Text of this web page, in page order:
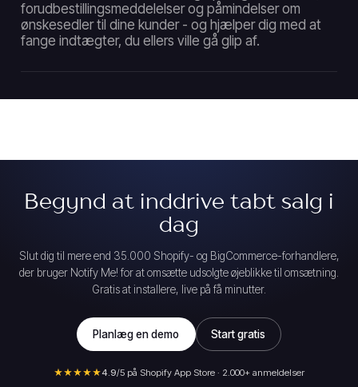
forudbestillingsmeddelelser og påmindelser om
ønskesedler til dine kunder - og hjælper dig med at
fange indtægter, du ellers ville gå glip af.
Begynd at inddrive tabt salg i
dag
Slut dig til mere end 35.000 Shopify- og BigCommerce-forhandlere,
der bruger Notify Me! for at omsætte udsolgte øjeblikke til omsætning.
Gratis at installere, live på få minutter.
Planlæg en demo Start gratis
★★★★★4.9/5 på Shopify App Store · 2.000+ anmeldelser